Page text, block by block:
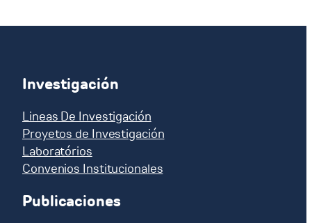
Investigación
Lineas De Investigación
Proyetos de Investigación
Laboratórios
Convenios Institucionales
Publicaciones